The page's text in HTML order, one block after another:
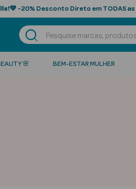
💙 -20% Desconto Direto em TODAS as
🌸 BEM-ESTAR MULHER